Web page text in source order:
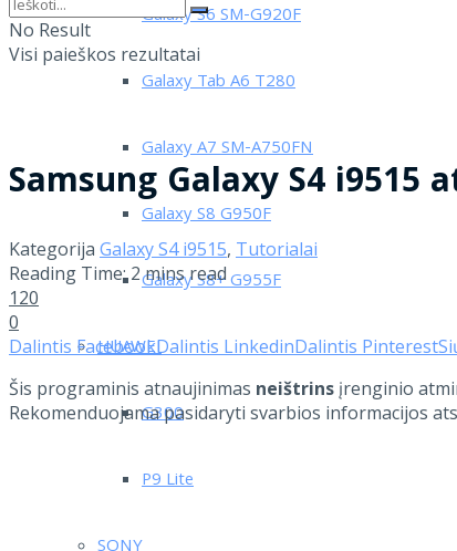
Galaxy S6 SM-G920F
Galaxy Tab A6 T280
Galaxy A7 SM-A750FN
Galaxy S8 G950F
Galaxy S8+ G955F
HUAWEI
G300
P9 Lite
No Result
Visi paieškos rezultatai
Samsung Galaxy S4 i9515
Kategorija Galaxy S4 i9515, Tutorialai
Reading Time: 2 mins read
120
0
Dalintis FacebookDalintis LinkedinDalintis Pinterest
Šis programinis atnaujinimas neištrins įrenginio
Rekomenduojama pasidaryti svarbios informacijos